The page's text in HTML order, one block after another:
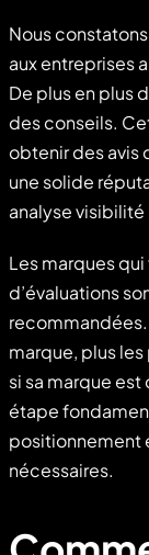
Nous
aux entreprises
De plus en plus
des conseils.
obtenir des avis
une solide
analyse visibilité
Les marques
d’évaluations
recommandées.
marque, plus les
si sa marque
étape
positionnement
nécessaires.